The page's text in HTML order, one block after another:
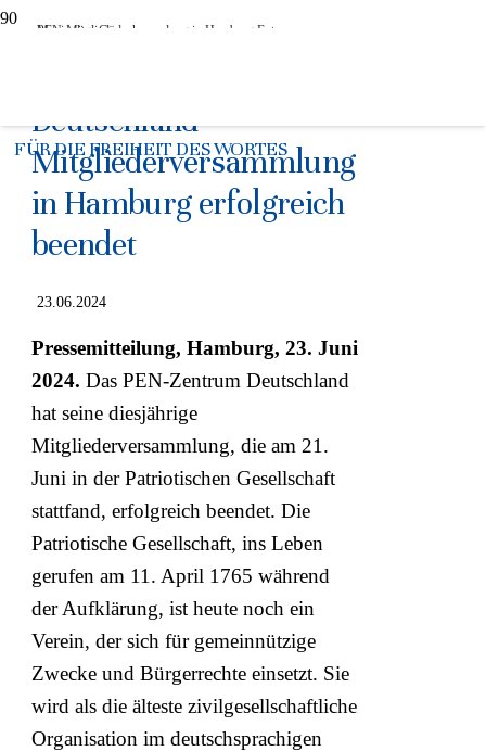
FÜR DIE FREIHEIT DES WORTES
PEN-Mitgliederversammlung in Hamburg Foto: Maximilian Gödecke
Deutschland –
Mitgliederversammlung
in Hamburg erfolgreich
beendet
23.06.2024
Pressemitteilung, Hamburg, 23. Juni
2024. Das PEN-Zentrum Deutschland
hat seine diesjährige
Mitgliederversammlung, die am 21.
Juni in der Patriotischen Gesellschaft
stattfand, erfolgreich beendet. Die
Patriotische Gesellschaft, ins Leben
gerufen am 11. April 1765 während
der Aufklärung, ist heute noch ein
Verein, der sich für gemeinnützige
Zwecke und Bürgerrechte einsetzt. Sie
wird als die älteste zivilgesellschaftliche
Organisation im deutschsprachigen